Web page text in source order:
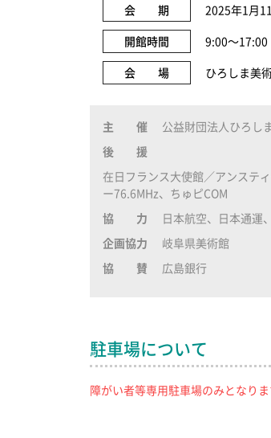
会 期
2025年1月
開館時間
9:00～17:00
会 場
ひろしま美
主 催
公益財団法人ひろし
後 援
在日フランス大使館／アンステ
ー76.6MHz、ちゅピCOM
協 力
日本航空、日本通運
企画協力
岐阜県美術館
協 賛
広島銀行
駐車場について
障がい者等専用駐車場のみとなり